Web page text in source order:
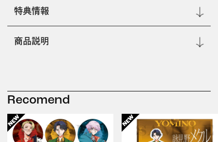
特典情報
商品説明
Recomend